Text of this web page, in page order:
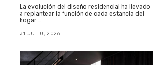
La evolución del diseño residencial ha llevado
a replantear la función de cada estancia del
hogar.…
31 JULIO, 2026